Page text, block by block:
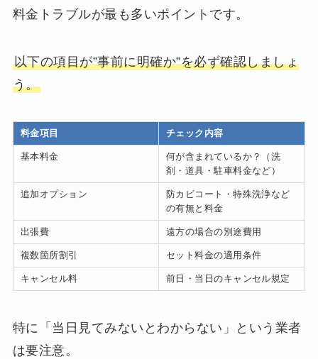
料金トラブルが最も多いポイントです。
以下の項目が”事前に明確か”を必ず確認しましょ
う。
料金項目 チェック内容
基本料金
何が含まれているか？（洗
剤・道具・駐車料金など）
追加オプション
防カビコート・特殊洗浄など
の有無と料金
出張費 遠方の場合の別途費用
複数箇所割引 セット料金の適用条件
キャンセル料 前日・当日のキャンセル規定
特に「当日見てみないとわからない」という業者
は要注意。